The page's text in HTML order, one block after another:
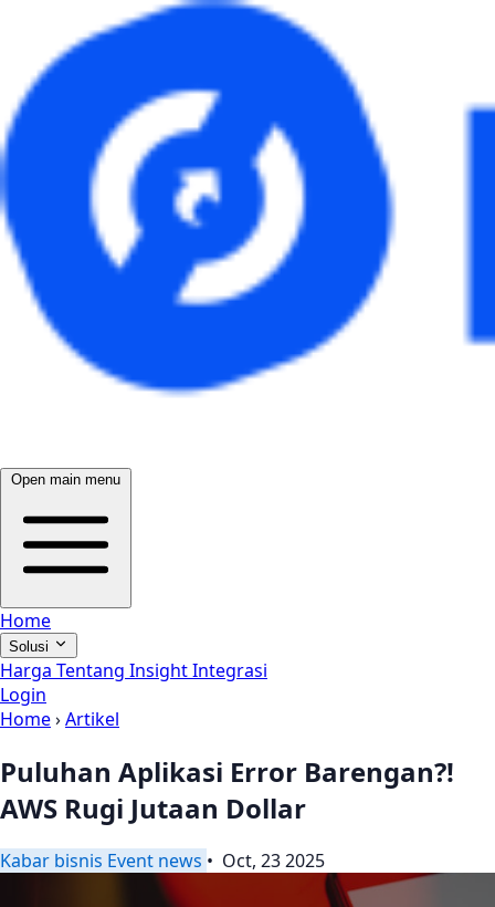
Open main menu
Home
Solusi
Harga Tentang InsightIntegrasi
Login
Home›Artikel
Puluhan Aplikasi Error Barengan?!
AWS Rugi Jutaan Dollar
Kabar bisnis Event news • Oct, 23 2025